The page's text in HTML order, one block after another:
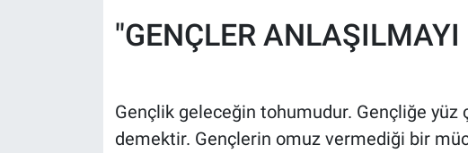
"GENÇLER ANLAŞILMAYI
Gençlik geleceğin tohumudur. Gençliğe
demektir. Gençlerin omuz vermediği bir
Programlar